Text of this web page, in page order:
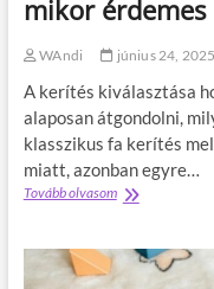
g
e
u
k
r
u
a
n
mikor érdemes
WAndi június 24, 2025
A kerítés kiválasztása
alaposan átgondolni,
klasszikus fa kerítés
miatt, azonban egyre…
Tovább olvasomW